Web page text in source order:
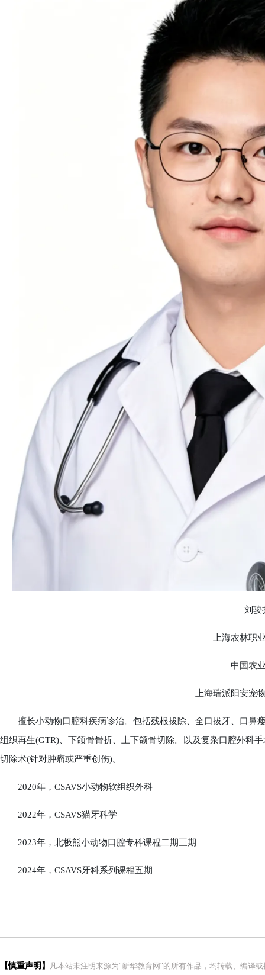
刘骏
上海农林职业
中国农业
上海瑞派阳安宠物
擅长小动物口腔科疾病诊治。包括残根拔除、全口拔牙、口鼻
组织再生(GTR)、下颌骨骨折、上下颌骨切除。以及复杂口腔外科
切除术(针对肿瘤或严重创伤)。
2020年，CSAVS小动物软组织外科
2022年，CSAVS猫牙科学
2023年，北极熊小动物口腔专科课程二期三期
2024年，CSAVS牙科系列课程五期
【慎重声明】
凡本站未注明来源为"新华教育网"的所有作品，均转载、编译